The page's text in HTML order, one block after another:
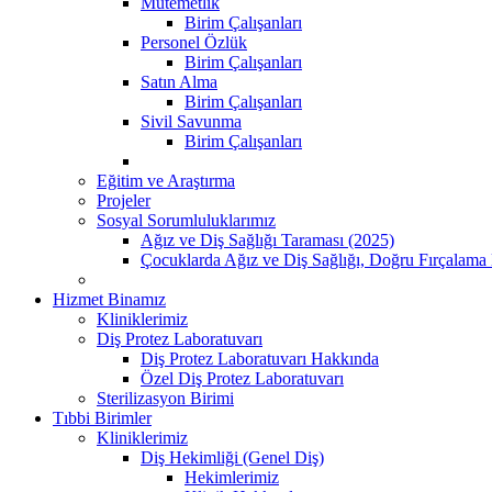
Birim Çalışanları
Personel Özlük
Birim Çalışanları
Satın Alma
Birim Çalışanları
Sivil Savunma
Birim Çalışanları
Eğitim ve Araştırma
Projeler
Sosyal Sorumluluklarımız
Ağız ve Diş Sağlığı Taraması (2025)
Çocuklarda Ağız ve Diş Sağlığı, Doğru
Hizmet Binamız
Kliniklerimiz
Diş Protez Laboratuvarı
Diş Protez Laboratuvarı Hakkında
Özel Diş Protez Laboratuvarı
Sterilizasyon Birimi
Tıbbi Birimler
Kliniklerimiz
Diş Hekimliği (Genel Diş)
Hekimlerimiz